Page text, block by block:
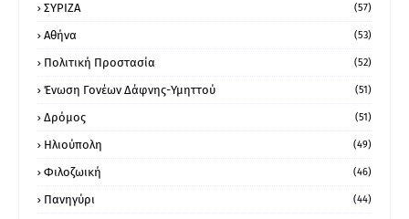
ΣΥΡΙΖΑ (57)
Αθήνα (53)
Πολιτική Προστασία (52)
Ένωση Γονέων Δάφνης-Υμηττού (51)
Δρόμος (51)
Ηλιούπολη (49)
Φιλοζωική (46)
Πανηγύρι (44)